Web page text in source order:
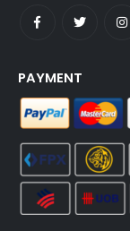
PAYMENT